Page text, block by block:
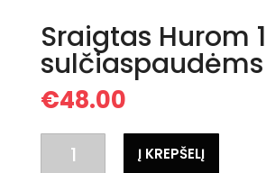
Sraigtas Hurom
sulčiaspaudėms
€48.00
kiekis:
Į KREPŠELĮ